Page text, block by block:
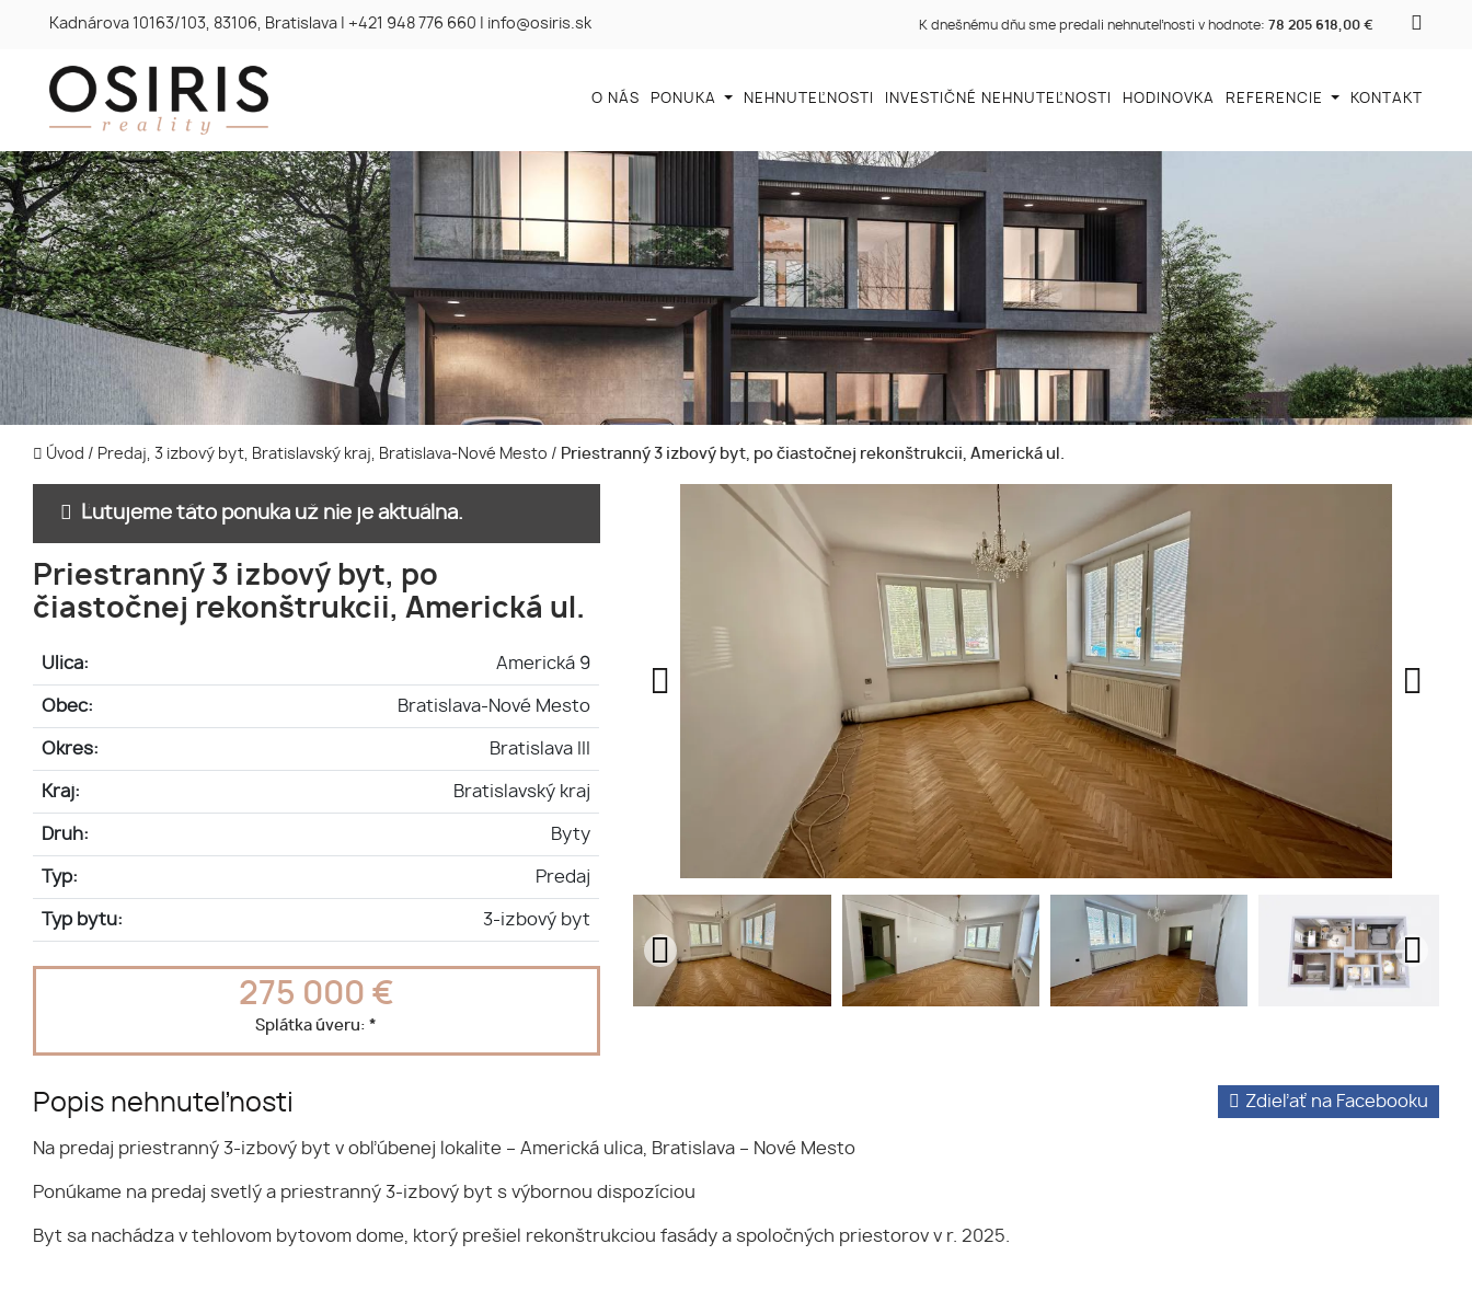
Kadnárova 10163/103, 83106, Bratislava +421 948 776 660 info@osiris.sk K dnešnému dňu sme predali nehnuteľnosti v hodnote: 78 205 618,00 €
O NÁS PONUKA NEHNUTEĽNOSTI INVESTIČNÉ NEHNUTEĽNOSTI HODINOVKA REFERENCIE KONTAKT
Úvod / Predaj, 3 izbový byt, Bratislavský kraj, Bratislava-Nové Mesto / Priestranný 3 izbový byt, po čiastočnej rekonštrukcii, Americká ul.
Ľutujeme táto ponuka už nie je aktuálna.
Priestranný 3 izbový byt, po
čiastočnej rekonštrukcii, Americká ul.
Ulica: Americká 9
Obec: Bratislava-Nové Mesto
Okres: Bratislava III
Kraj: Bratislavský kraj
Druh: Byty
Typ: Predaj
Typ bytu: 3-izbový byt
275 000 €
Splátka úveru:*
Popis nehnuteľnosti Zdieľať na Facebooku
Na predaj priestranný 3-izbový byt v obľúbenej lokalite – Americká ulica, Bratislava – Nové Mesto
Ponúkame na predaj svetlý a priestranný 3-izbový byt s výbornou dispozíciou
Byt sa nachádza v tehlovom bytovom dome, ktorý prešiel rekonštrukciou fasády a spoločných priestorov v r. 2025.